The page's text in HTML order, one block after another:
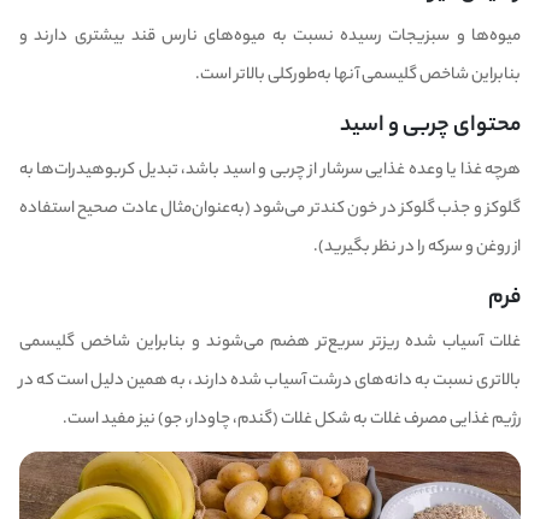
میوه‌ها و سبزیجات رسیده نسبت به میوه‌های نارس قند بیشتری دارند و
بنابراین شاخص گلیسمی آنها به‌طورکلی بالاتر است.
محتوای چربی و اسید
هرچه غذا یا وعده غذایی سرشار از چربی و اسید باشد، تبدیل کربوهیدرات‌ها به
گلوکز و جذب گلوکز در خون کندتر می‌شود (به‌عنوان‌مثال عادت صحیح استفاده
از روغن و سرکه را در نظر بگیرید).
فرم
غلات آسیاب شده ریزتر سریع‌تر هضم می‌شوند و بنابراین شاخص گلیسمی
بالاتری نسبت به دانه‌های درشت آسیاب شده دارند، به همین دلیل است که در
رژیم غذایی مصرف غلات به شکل غلات (گندم، چاودار، جو) نیز مفید است.